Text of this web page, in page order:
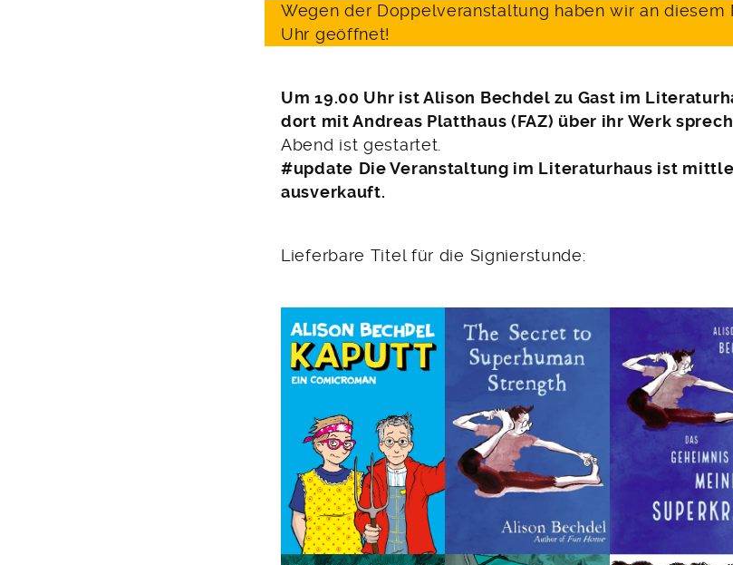
Wegen der Doppelveranstaltung haben wir an diesem
Uhr geöffnet!
Um 19.00 Uhr ist Alison Bechdel zu Gast im
dort mit Andreas Platthaus (FAZ) über ihr Werk
Abend ist gestartet.
#update Die Veranstaltung im Literaturhaus ist
ausverkauft.
Lieferbare Titel für die Signierstunde: